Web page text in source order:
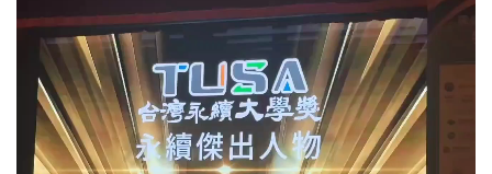
經營保管組
出納組
文書組